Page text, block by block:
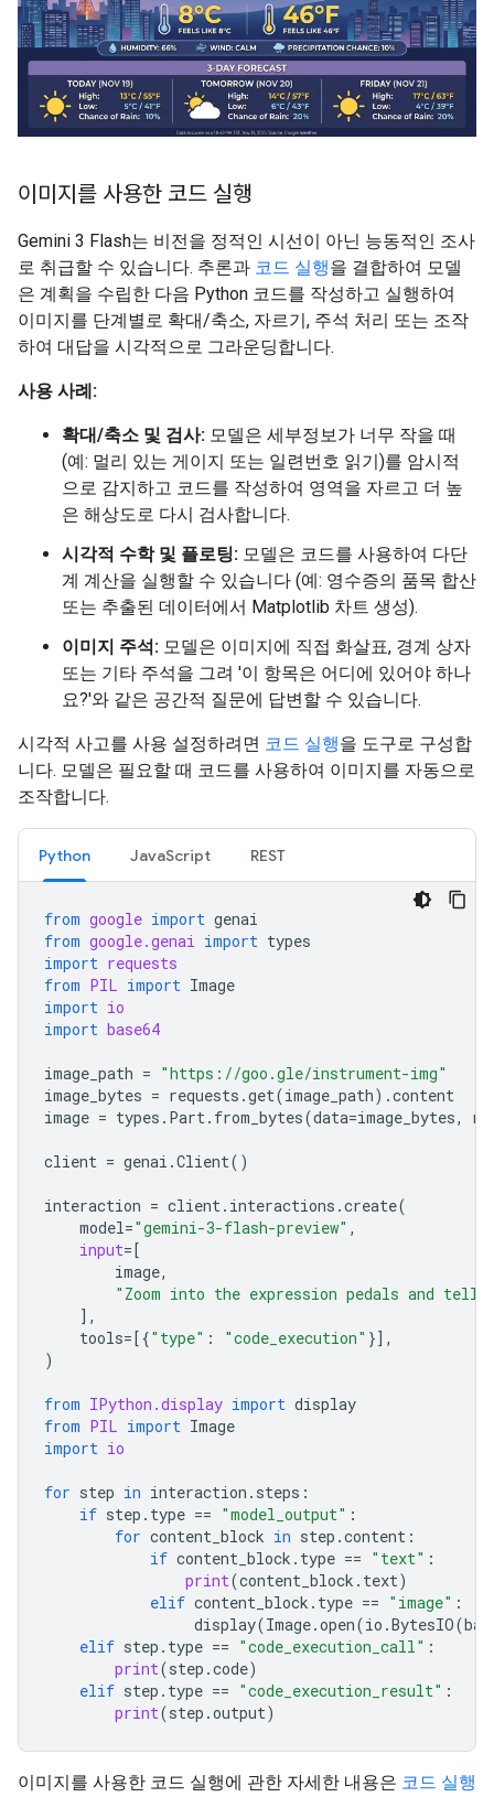
이미지를 사용한 코드 실행
Gemini 3 Flash는 비전을 정적인 시선이 아닌 능동적인 조사
로 취급할 수 있습니다. 추론과 코드 실행을 결합하여 모델
은 계획을 수립한 다음 Python 코드를 작성하고 실행하여
이미지를 단계별로 확대/축소, 자르기, 주석 처리 또는 조작
하여 대답을 시각적으로 그라운딩합니다.
사용 사례:
확대/축소 및 검사: 모델은 세부정보가 너무 작을 때
(예: 멀리 있는 게이지 또는 일련번호 읽기)를 암시적
으로 감지하고 코드를 작성하여 영역을 자르고 더 높
은 해상도로 다시 검사합니다.
시각적 수학 및 플로팅: 모델은 코드를 사용하여 다단
계 계산을 실행할 수 있습니다 (예: 영수증의 품목 합산
또는 추출된 데이터에서 Matplotlib 차트 생성).
이미지 주석: 모델은 이미지에 직접 화살표, 경계 상자
또는 기타 주석을 그려 '이 항목은 어디에 있어야 하나
요?'와 같은 공간적 질문에 답변할 수 있습니다.
시각적 사고를 사용 설정하려면 코드 실행을 도구로 구성합
니다. 모델은 필요할 때 코드를 사용하여 이미지를 자동으로
조작합니다.
Python JavaScript REST
from google import genai
from google.genai import types
import requests
from PIL import Image
import io
import base64
image_path = "https://goo.gle/instrument-img"
image_bytes = requests .get(image_path) .content
image = types . Part. from_bytes(data=image_bytes,
client = genai .Client()
interaction = client. interactions .create(
model="gemini-3-flash-preview" ,
input=[
image,
"Zoom into the expression pedals and tell
],
tools=[{"type" : "code_execution" }],
)
from IPython.display import display
from PIL import Image
import io
for step in interaction . steps :
if step . type == "model_output" :
for content_block in step .content :
if content_block . type == "text" :
print(content_block . text)
elif content_block . type == "image" :
display(Image.open(io .BytesIO(
elif step . type == "code_execution_call" :
print(step .code)
elif step . type == "code_execution_result" :
print(step .output)
이미지를 사용한 코드 실행에 관한 자세한 내용은 코드 실행